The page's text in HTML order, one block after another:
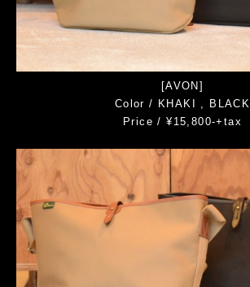
[AVON]
Color / KHAKI , BLACK
Price / ¥15,800-+tax